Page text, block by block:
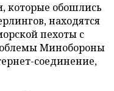
которые обошлись
находятся
пехоты с
Минобороны
соединение,